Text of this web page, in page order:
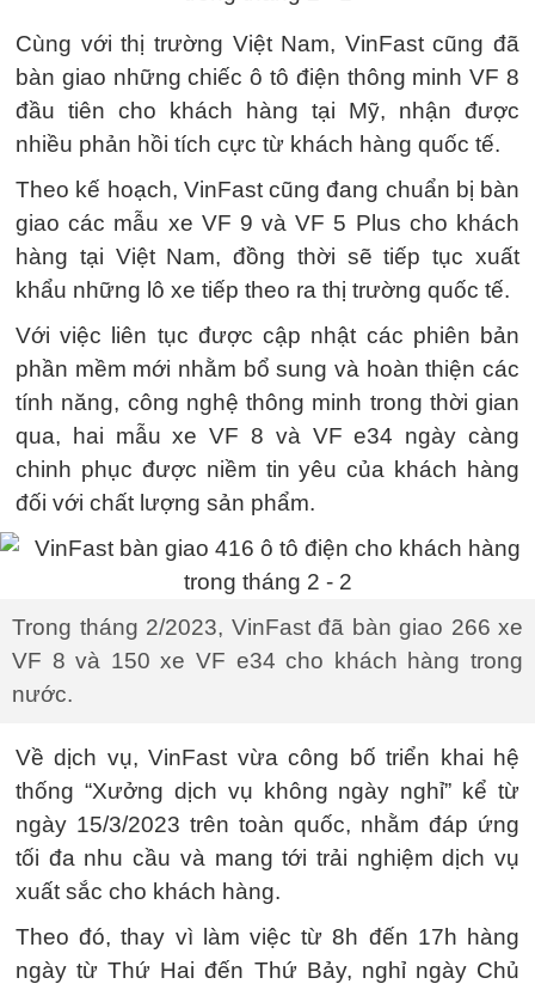
Cùng với thị trường Việt Nam, VinFast cũng đã
bàn giao những chiếc ô tô điện thông minh VF 8
đầu tiên cho khách hàng tại Mỹ, nhận được
nhiều phản hồi tích cực từ khách hàng quốc tế.
Theo kế hoạch, VinFast cũng đang chuẩn bị bàn
giao các mẫu xe VF 9 và VF 5 Plus cho khách
hàng tại Việt Nam, đồng thời sẽ tiếp tục xuất
khẩu những lô xe tiếp theo ra thị trường quốc tế.
Với việc liên tục được cập nhật các phiên bản
phần mềm mới nhằm bổ sung và hoàn thiện các
tính năng, công nghệ thông minh trong thời gian
qua, hai mẫu xe VF 8 và VF e34 ngày càng
chinh phục được niềm tin yêu của khách hàng
đối với chất lượng sản phẩm.
Trong tháng 2/2023, VinFast đã bàn giao 266 xe
VF 8 và 150 xe VF e34 cho khách hàng trong
nước.
Về dịch vụ, VinFast vừa công bố triển khai hệ
thống “Xưởng dịch vụ không ngày nghỉ” kể từ
ngày 15/3/2023 trên toàn quốc, nhằm đáp ứng
tối đa nhu cầu và mang tới trải nghiệm dịch vụ
xuất sắc cho khách hàng.
Theo đó, thay vì làm việc từ 8h đến 17h hàng
ngày từ Thứ Hai đến Thứ Bảy, nghỉ ngày Chủ